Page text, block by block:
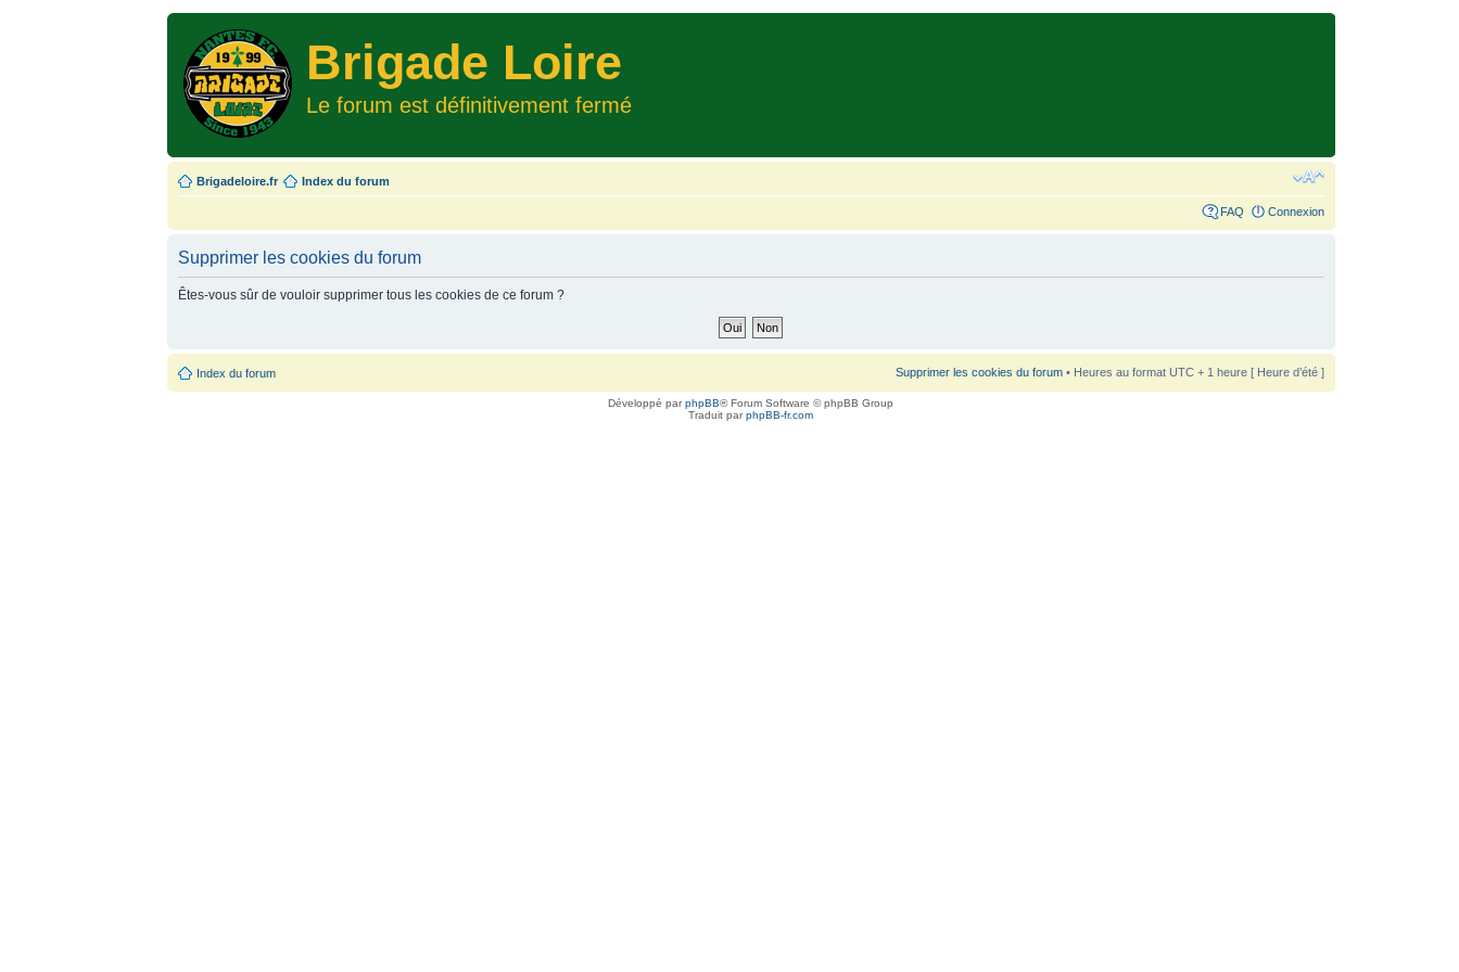
Brigade Loire
Le forum est définitivement fermé
Brigadeloire.fr Index du forum
FAQ Connexion
Supprimer les cookies du forum
Êtes-vous sûr de vouloir supprimer tous les cookies de ce forum ?
Index du forum Supprimer les cookies du forum• Heures au format UTC + 1 heure [ Heure d’été ]
Développé parphpBB® Forum Software © phpBB Group
Traduit parphpBB-fr.com